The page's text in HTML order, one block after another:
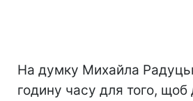
На думку Михайла
годину часу для того, щоб